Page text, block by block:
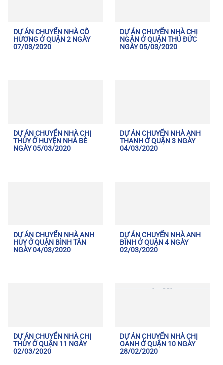
DỰ ÁN CHUYỂN NHÀ CÔ
HƯƠNG Ở QUẬN 2 NGÀY
07/03/2020
DỰ ÁN CHUYỂN NHÀ CHỊ
NGÂN Ở QUẬN THỦ ĐỨC
NGÀY 05/03/2020
DỰ ÁN CHUYỂN NHÀ CHỊ
THỦY Ở HUYỆN NHÀ BÈ
NGÀY 05/03/2020
DỰ ÁN CHUYỂN NHÀ ANH
THANH Ở QUẬN 3 NGÀY
04/03/2020
DỰ ÁN CHUYỂN NHÀ ANH
HUY Ở QUẬN BÌNH TÂN
NGÀY 04/03/2020
DỰ ÁN CHUYỂN NHÀ ANH
BÌNH Ở QUẬN 4 NGÀY
02/03/2020
DỰ ÁN CHUYỂN NHÀ CHỊ
THỦY Ở QUẬN 11 NGÀY
02/03/2020
DỰ ÁN CHUYỂN NHÀ CHỊ
OANH Ở QUẬN 10 NGÀY
28/02/2020